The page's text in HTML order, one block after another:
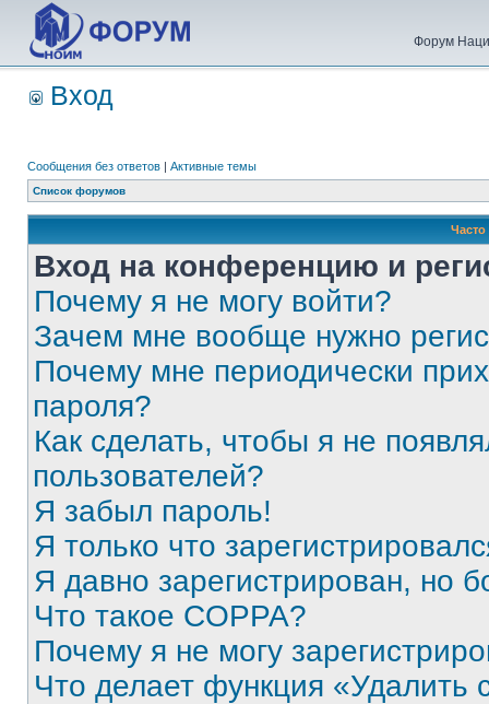
Форум
Вход
Сообщения без ответов | Активные темы
Список форумов
Вход на конференцию и
Почему я не могу войти?
Зачем мне вообще нужно
Почему мне периодически
пароля?
Как сделать, чтобы я не
пользователей?
Я забыл пароль!
Я только что
Я давно зарегистрирован, но
Что такое COPPA?
Почему я не могу
Что делает функция «Удалить